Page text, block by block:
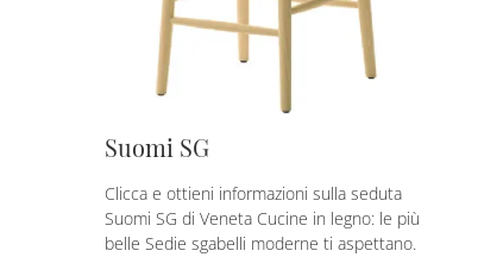
Suomi SG
Clicca e ottieni informazioni sulla seduta
Suomi SG di Veneta Cucine in legno: le più
belle Sedie sgabelli moderne ti aspettano.